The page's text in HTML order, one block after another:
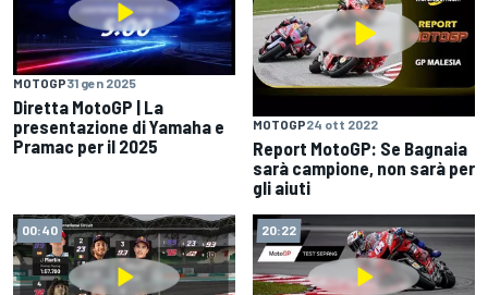
MOTOGP31 gen 2025
Diretta MotoGP | La
presentazione di Yamaha e
Pramac per il 2025
MOTOGP24 ott 2022
Report MotoGP: Se Bagnaia
sarà campione, non sarà per
gli aiuti
00:40 20:22